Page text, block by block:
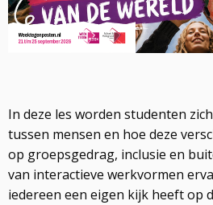
In deze les worden studenten
tussen mensen en hoe deze
op groepsgedrag, inclusie en
van interactieve werkvormen
iedereen een eigen kijk heeft op